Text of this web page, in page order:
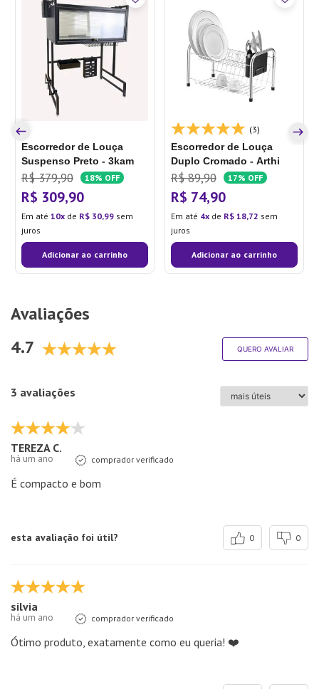
Escorredor de Louça
Suspenso Preto - 3kam
R$ 379,90 18% OFF
R$ 309,90
Em até 10 de R$ 30,99 sem
juros
Adicionar ao carrinho
(3)
Escorredor de Louça
Duplo Cromado - Arthi
R$ 89,90 17% OFF
R$ 74,90
Em até 4 de R$ 18,72 sem
juros
Adicionar ao carrinho
Avaliações
4.7
QUERO AVALIAR
3 avaliações
TEREZA C.
há um ano comprador verificado
É compacto e bom
esta avaliação foi útil? 0 0
silvia
há um ano comprador verificado
Ótimo produto, exatamente como eu queria! ❤️